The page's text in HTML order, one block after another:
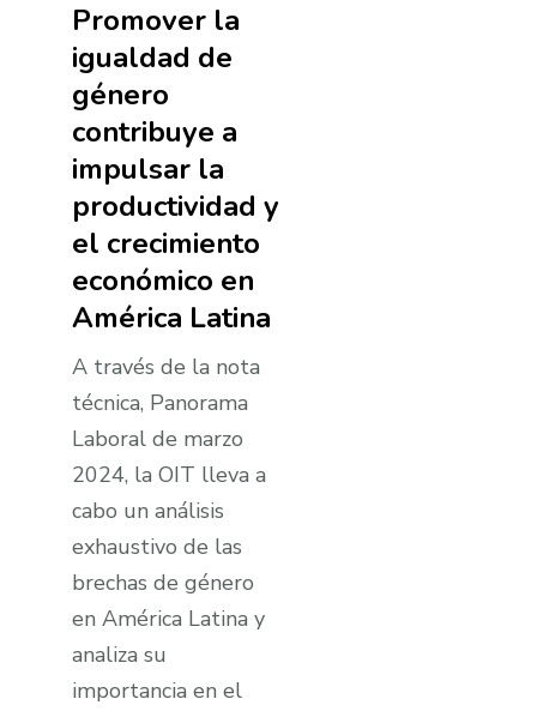
Promover la
igualdad de
género
contribuye a
impulsar la
productividad y
el crecimiento
económico en
América Latina
A través de la nota
técnica, Panorama
Laboral de marzo
2024, la OIT lleva a
cabo un análisis
exhaustivo de las
brechas de género
en América Latina y
analiza su
importancia en el